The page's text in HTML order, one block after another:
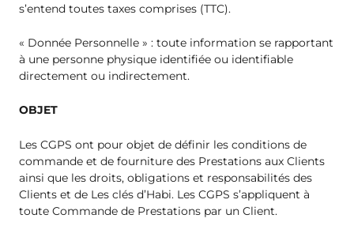
s’entend toutes taxes comprises (TTC).
« Donnée Personnelle » : toute information se rapportant
à une personne physique identifiée ou identifiable
directement ou indirectement.
OBJET
Les CGPS ont pour objet de définir les conditions de
commande et de fourniture des Prestations aux Clients
ainsi que les droits, obligations et responsabilités des
Clients et de Les clés d’Habi. Les CGPS s’appliquent à
toute Commande de Prestations par un Client.